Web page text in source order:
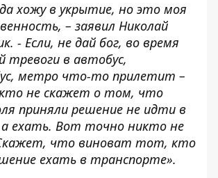
хожу в укрытие, но это моя
– заявил Николай
- Если, не дай бог, во время
тревоги в автобус,
метро что-то прилетит –
не скажет о том, что
приняли решение не идти в
ехать. Вот точно никто не
что виноват тот, кто
ехать в транспорте».